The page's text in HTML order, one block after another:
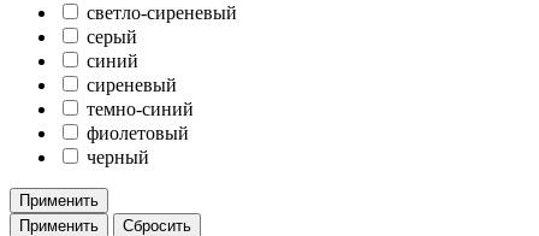
светло-сиреневый
серый
синий
сиреневый
темно-синий
фиолетовый
черный
Применить
Применить
Сбросить